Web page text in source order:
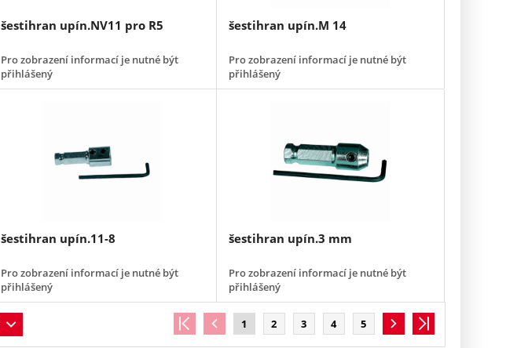
šestihran upín.NV11 pro R5
Pro zobrazení informací je nutné být
přihlášený
šestihran upín.M 14
Pro zobrazení informací je nutné být
přihlášený
šestihran upín.11-8
Pro zobrazení informací je nutné být
přihlášený
šestihran upín.3 mm
Pro zobrazení informací je nutné být
přihlášený
1 2 3 4 5